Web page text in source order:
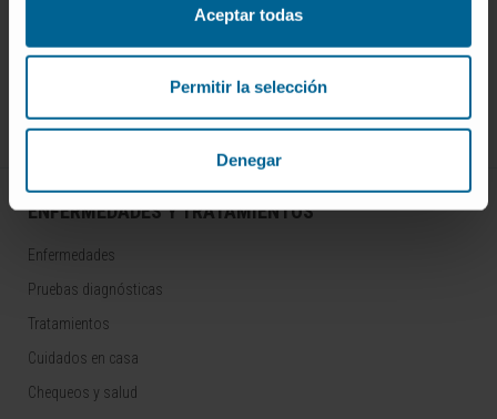
Aceptar todas
Permitir la selección
Denegar
¡Únete a nuestra comunidad!
SUSCRIBIRSE
Síguenos
ENFERMEDADES Y TRATAMIENTOS
Enfermedades
Pruebas diagnósticas
Tratamientos
Cuidados en casa
Chequeos y salud